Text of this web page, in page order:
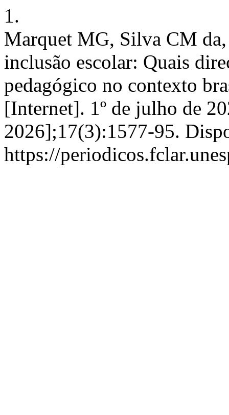
1.
Marquet MG, Silva CM
inclusão escolar: Quais
pedagógico no contexto
[Internet]. 1º de julho de
2026];17(3):1577-95.
https://